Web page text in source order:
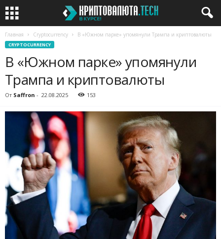
Главная Cryptocurrency В «Южном парке» упомянули Трампа и криптовалюты
CRYPTOCURRENCY
В «Южном парке» упомянули
Трампа и криптовалюты
От Saffron - 22.08.2025 153